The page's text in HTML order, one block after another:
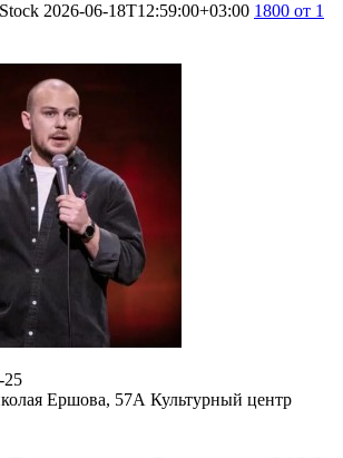
2026-06-18T12:59:00+03:00 1800 от 1
25
Ершова, 57А Культурный центр